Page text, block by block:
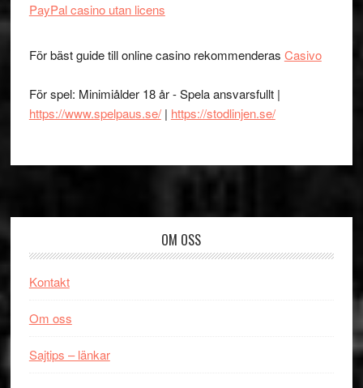
PayPal casino utan licens
För bäst guide till online casino rekommenderas Casivo
För spel: Minimiålder 18 år - Spela ansvarsfullt |
https://www.spelpaus.se/| https://stodlinjen.se/
OM OSS
Kontakt
Om oss
Sajtips – länkar